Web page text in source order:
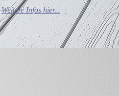
Weitere Infos hier...